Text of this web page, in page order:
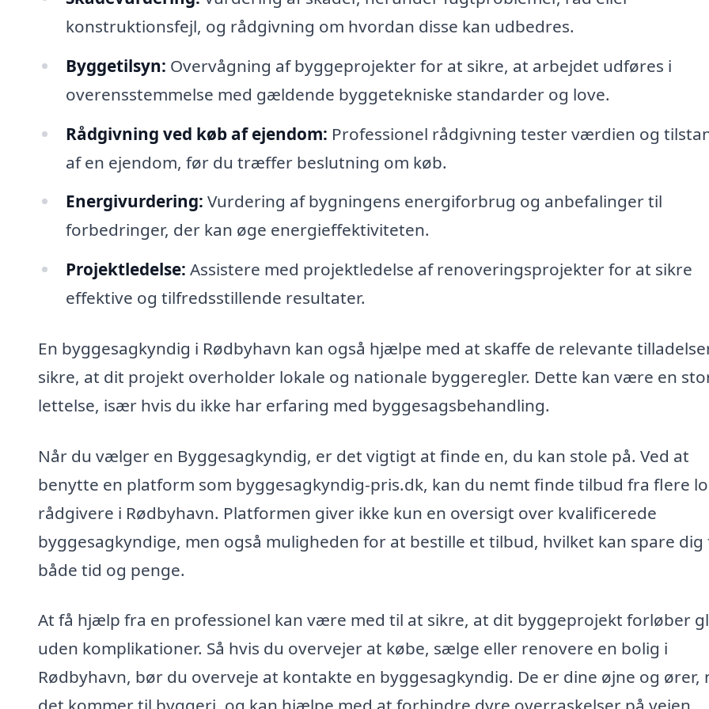
konstruktionsfejl, og rådgivning om hvordan disse kan udbedres.
Byggetilsyn: Overvågning af byggeprojekter for at sikre, at arbejdet udføres i
overensstemmelse med gældende byggetekniske standarder og love.
Rådgivning ved køb af ejendom: Professionel rådgivning tester værdien og
af en ejendom, før du træffer beslutning om køb.
Energi­vurdering: Vurdering af bygningens energiforbrug og anbefalinger til
forbedringer, der kan øge energieffektiviteten.
Projektledelse: Assistere med projektledelse af renoveringsprojekter for at sikre
effektive og tilfredsstillende resultater.
En byggesagkyndig i Rødbyhavn kan også hjælpe med at skaffe de relevante
sikre, at dit projekt overholder lokale og nationale byggeregler. Dette kan være en
lettelse, især hvis du ikke har erfaring med byggesagsbehandling.
Når du vælger en Byggesagkyndig, er det vigtigt at finde en, du kan stole på. Ved at
benytte en platform som byggesagkyndig-pris.dk, kan du nemt finde tilbud fra flere
rådgivere i Rødbyhavn. Platformen giver ikke kun en oversigt over kvalificerede
byggesagkyndige, men også muligheden for at bestille et tilbud, hvilket kan spare
både tid og penge.
At få hjælp fra en professionel kan være med til at sikre, at dit byggeprojekt forløber
uden komplikationer. Så hvis du overvejer at købe, sælge eller renovere en bolig i
Rødbyhavn, bør du overveje at kontakte en byggesagkyndig. De er dine øjne og ører,